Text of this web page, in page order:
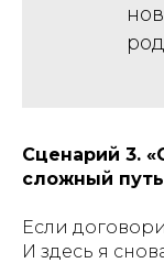
Сценарий 3.
сложный путь
Если
И здесь я